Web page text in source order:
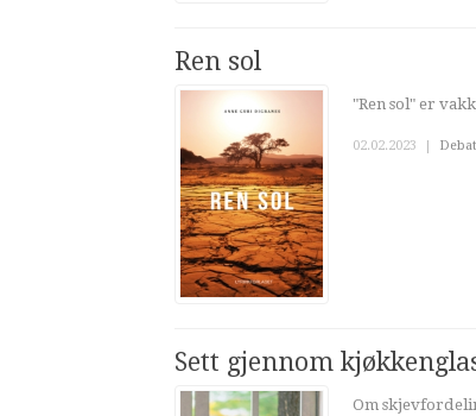
Ren sol
"Ren sol" er
02.02.2023 |
Sett gjennom
Om